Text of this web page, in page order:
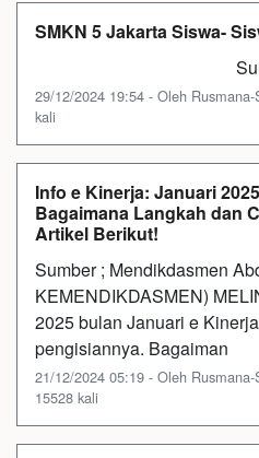
SMKN 5 Jakarta Siswa-
Sumber
29/12/2024 19:54 - Oleh
kali
Info e Kinerja: Januari
Bagaimana Langkah dan
Artikel Berikut!
Sumber ; Mendikdasmen
KEMENDIKDASMEN)
2025 bulan Januari e
pengisiannya. Bagaiman
21/12/2024 05:19 - Oleh
15528 kali